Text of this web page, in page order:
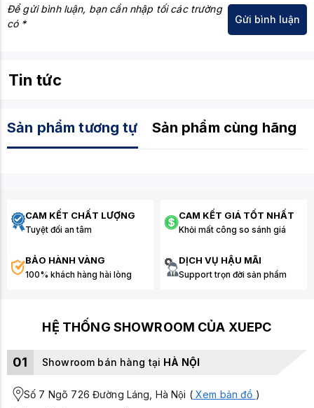
Để gửi bình luận, bạn cần nhập tối các trường
có *
Tin tức
Sản phẩm tương tự Sản phẩm cùng hãng
CAM KẾT CHẤT LƯỢNG
Tuyệt đối an tâm
CAM KẾT GIÁ TỐT NHẤT
Khỏi mất công so sánh giá
BẢO HÀNH VÀNG
100% khách hàng hài lòng
DỊCH VỤ HẬU MÃI
Support trọn đời sản phẩm
HỆ THỐNG SHOWROOM CỦA XUEPC
01 Showroom bán hàng tại HÀ NỘI
Số 7 Ngõ 726 Đường Láng, Hà Nội (Xem bản đồ )